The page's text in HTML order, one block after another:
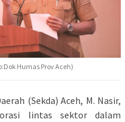
Humas Prov Aceh)
(Sekda) Aceh, M. Nasir,
lintas sektor dalam